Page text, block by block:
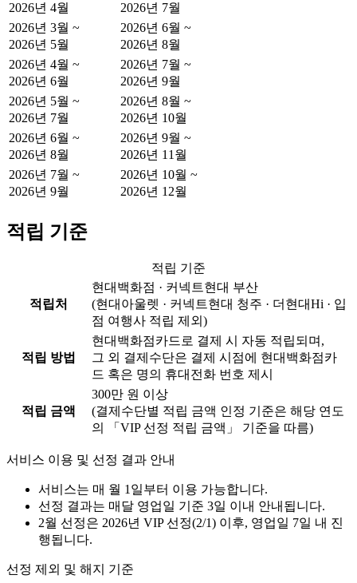
2026년 4월
2026년 7월
2026년 3월 ~
2026년 5월
2026년 6월 ~
2026년 8월
2026년 4월 ~
2026년 6월
2026년 7월 ~
2026년 9월
2026년 5월 ~
2026년 7월
2026년 8월 ~
2026년 10월
2026년 6월 ~
2026년 8월
2026년 9월 ~
2026년 11월
2026년 7월 ~
2026년 9월
2026년 10월 ~
2026년 12월
적립 기준
적립 기준
적립처
현대백화점 · 커넥트현대 부산
(현대아울렛 · 커넥트현대 청주 · 더현대Hi · 입
점 여행사 적립 제외)
적립 방법
현대백화점카드로 결제 시 자동 적립되며,
그 외 결제수단은 결제 시점에 현대백화점카
드 혹은 명의 휴대전화 번호 제시
적립 금액
300만 원 이상
(결제수단별 적립 금액 인정 기준은 해당 연도
의 「VIP 선정 적립 금액」 기준을 따름)
서비스 이용 및 선정 결과 안내
서비스는 매 월 1일부터 이용 가능합니다.
선정 결과는 매달 영업일 기준 3일 이내 안내됩니다.
2월 선정은 2026년 VIP 선정(2/1) 이후, 영업일 7일 내 진
행됩니다.
선정 제외 및 해지 기준